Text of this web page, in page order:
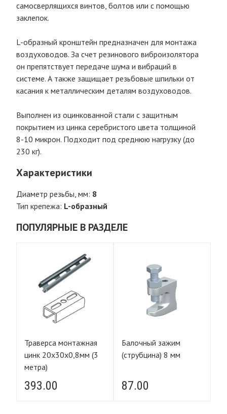
самосверлящихся винтов, болтов или с помощью
заклепок.
L-образный кронштейн предназначен для монтажа
воздуховодов. За счет резинового виброизолятора
он препятствует передаче шума и вибраций в
системе. А также защищает резьбовые шпильки от
касания к металлическим деталям воздуховодов.
Выполнен из оцинкованной стали с защитным
покрытием из цинка серебристого цвета толщиной
8-10 микрон. Подходит под среднюю нагрузку (до
230 кг).
Характеристики
Диаметр резьбы, мм: 8
Тип крепежа: L-образный
ПОПУЛЯРНЫЕ В РАЗДЕЛЕ
Траверса монтажная
цинк 20х30х0,8мм (3
метра)
393.00
Балочный зажим
(струбцина) 8 мм
87.00